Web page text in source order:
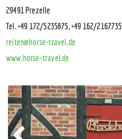
29491 Prezelle
Tel. +49 172/5235875, +49 162/2167735
reiten@horse-travel.de
www.horse-travel.de